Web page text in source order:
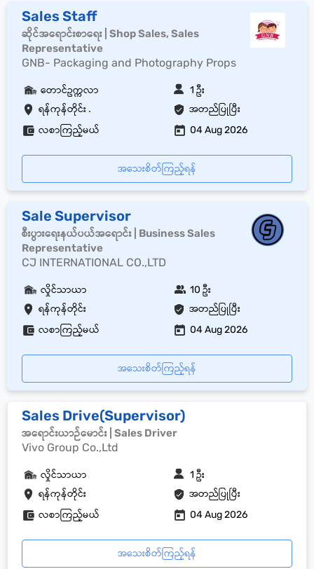
Sales Staff
ဆိုင်အရောင်းစာရေး | Shop Sales, Sales
Representative
GNB- Packaging and Photography Props
ရန်ကုန်တိုင်း . အတည်ပြုပြီး
တောင်ဥက္ကလာ 1 ဦး
လစာကြည့်မယ် 04 Aug 2026
အသေးစိတ်ကြည့်ရန်
Sale Supervisor
စီးပွားရေးနယ်ပယ်အရောင်း | Business Sales
Representative
CJ INTERNATIONAL CO.,LTD
ရန်ကုန်တိုင်း အတည်ပြုပြီး
လှိုင်သာယာ 10 ဦး
လစာကြည့်မယ် 04 Aug 2026
အသေးစိတ်ကြည့်ရန်
Sales Drive(Supervisor)
အရောင်းယာဉ်မောင်း | Sales Driver
Vivo Group Co.,Ltd
ရန်ကုန်တိုင်း အတည်ပြုပြီး
လှိုင်သာယာ 1 ဦး
လစာကြည့်မယ် 04 Aug 2026
အသေးစိတ်ကြည့်ရန်